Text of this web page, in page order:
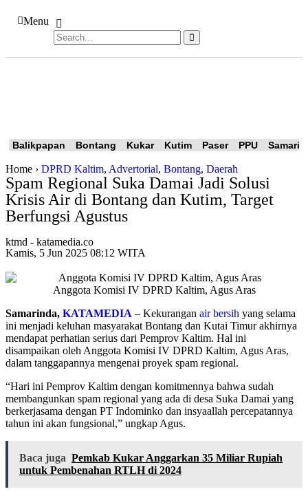
Menu
Balikpapan
Bontang Kukar Kutim Paser PPU
Home › DPRD Kaltim, Advertorial, Bontang, Daerah
Spam Regional Suka Damai Jadi Solusi
Krisis Air di Bontang dan Kutim, Target
Berfungsi Agustus
ktmd - katamedia.co
Kamis, 5 Jun 2025 08:12 WITA
Anggota Komisi IV DPRD Kaltim, Agus Aras
Samarinda, KATAMEDIA – Kekurangan air bersih yang selama
ini menjadi keluhan masyarakat Bontang dan Kutai Timur akhirnya
mendapat perhatian serius dari Pemprov Kaltim. Hal ini
disampaikan oleh Anggota Komisi IV DPRD Kaltim, Agus Aras,
dalam tanggapannya mengenai proyek spam regional.
“Hari ini Pemprov Kaltim dengan komitmennya bahwa sudah
membangunkan spam regional yang ada di desa Suka Damai yang
berkerjasama dengan PT Indominko dan insyaallah percepatannya
tahun ini akan fungsional,” ungkap Agus.
Baca juga Pemkab Kukar Anggarkan 35 Miliar Rupiah
untuk Pembenahan RTLH di 2024